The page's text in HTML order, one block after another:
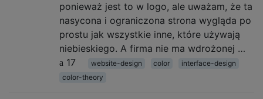
ponieważ jest to w logo, ale uważam, że ta
nasycona i ograniczona strona wygląda po
prostu jak wszystkie inne, które używają
niebieskiego. A firma nie ma wdrożonej …
17
website-design color
interface-design
color-theory